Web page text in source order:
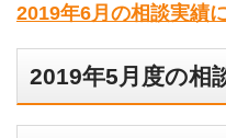
2019年6月の相談実績
2019年5月度の相